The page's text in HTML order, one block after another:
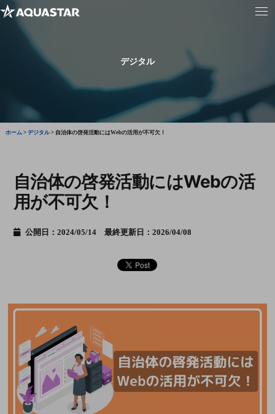
デジタル
ホーム> デジタル> 自治体の啓発活動にはWebの活用が不可欠！
自治体の啓発活動にはWebの活
用が不可欠！
公開日：2024/05/14 最終更新日：2026/04/08